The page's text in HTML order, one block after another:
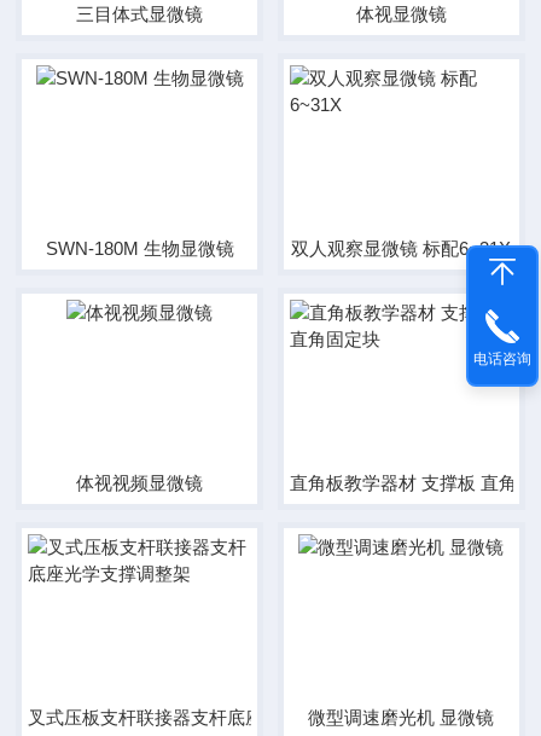
三目体式显微镜 体视显微镜
SWN-180M 生物显微镜 双人观察显微镜 标配6~31X
体视视频显微镜 直角板教学器材 支撑板 直角固
叉式压板支杆联接器支杆底座光学支撑调整架 微型调速磨光机 显微镜
电话咨询